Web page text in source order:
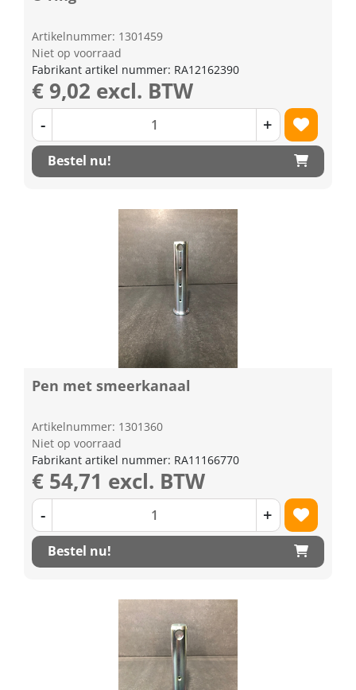
Artikelnummer: 1301459
Niet op voorraad
Fabrikant artikel nummer: RA12162390
€ 9,02 excl. BTW
- +
Bestel nu!
Pen met smeerkanaal
Artikelnummer: 1301360
Niet op voorraad
Fabrikant artikel nummer: RA11166770
€ 54,71 excl. BTW
- +
Bestel nu!